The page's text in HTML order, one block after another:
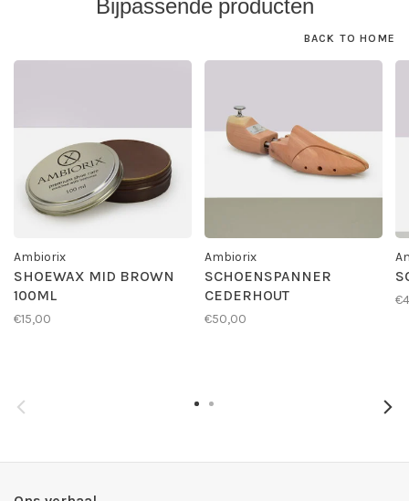
Bijpassende producten
BACK TO HOME
Ambiorix
SHOEWAX MID BROWN
100ML
€15,00
Ambiorix
SCHOENSPANNER
CEDERHOUT
€50,00